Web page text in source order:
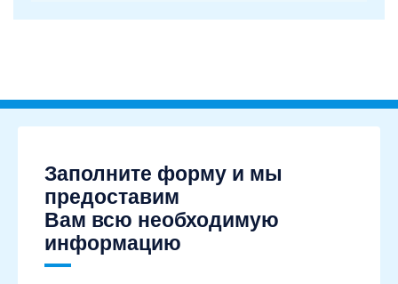
Заполните форму и мы
предоставим
Вам всю необходимую
информацию